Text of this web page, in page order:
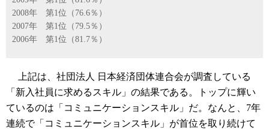
2008年 第1位（76.6％）
2007年 第1位（79.5％）
2006年 第1位（81.7％）
上記は、社団法人 日本経済団体連合会が調査している
「新入社員に求めるスキル」の結果である。トップに輝い
ているのは「コミュニケーションスキル」だ。なんと、7年
連続で「コミュニケーションスキル」が首位を取り続けて